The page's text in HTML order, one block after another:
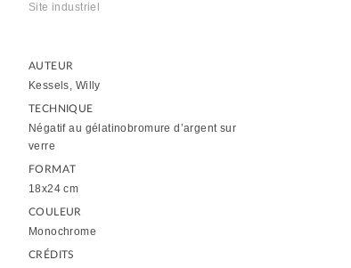
Site industriel
AUTEUR
Kessels, Willy
TECHNIQUE
Négatif au gélatinobromure d’argent sur
verre
FORMAT
18x24 cm
COULEUR
Monochrome
CRÉDITS